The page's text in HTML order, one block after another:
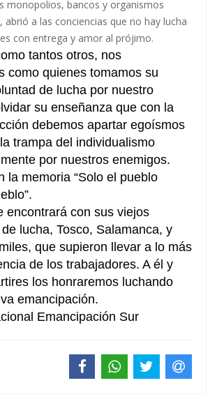
monopolios, bancos y organismos
abrió a las conciencias que no hay lucha
con entrega y amor al prójimo.
tantos otros, nos
como quienes tomamos su
de lucha por nuestro
su enseñanza que con la
debemos apartar egoísmos
trampa del individualismo
por nuestros enemigos.
la memoria “Solo el pueblo
encontrará con sus viejos
lucha, Tosco, Salamanca, y
que supieron llevar a lo más
de los trabajadores. A él y
los honraremos luchando
emancipación.
Emancipación Sur